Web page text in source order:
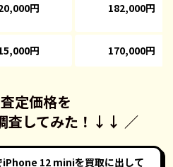
円 182,000円
円 170,000円
定価格を
査してみた！ ↓↓ ／
iPhone 12 miniを買取に出して